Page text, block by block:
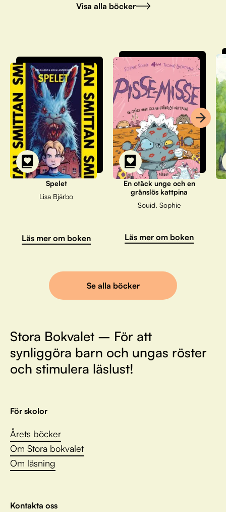
Visa alla böcker
Spelet
Lisa Bjärbo
Läs mer om boken
En otäck unge och en
gränslös kattpina
Souid, Sophie
Läs mer om boken
Se alla böcker
Stora Bokvalet – För att
synliggöra barn och ungas röster
och stimulera läslust!
För skolor
Årets böcker
Om Stora bokvalet
Om läsning
Kontakta oss